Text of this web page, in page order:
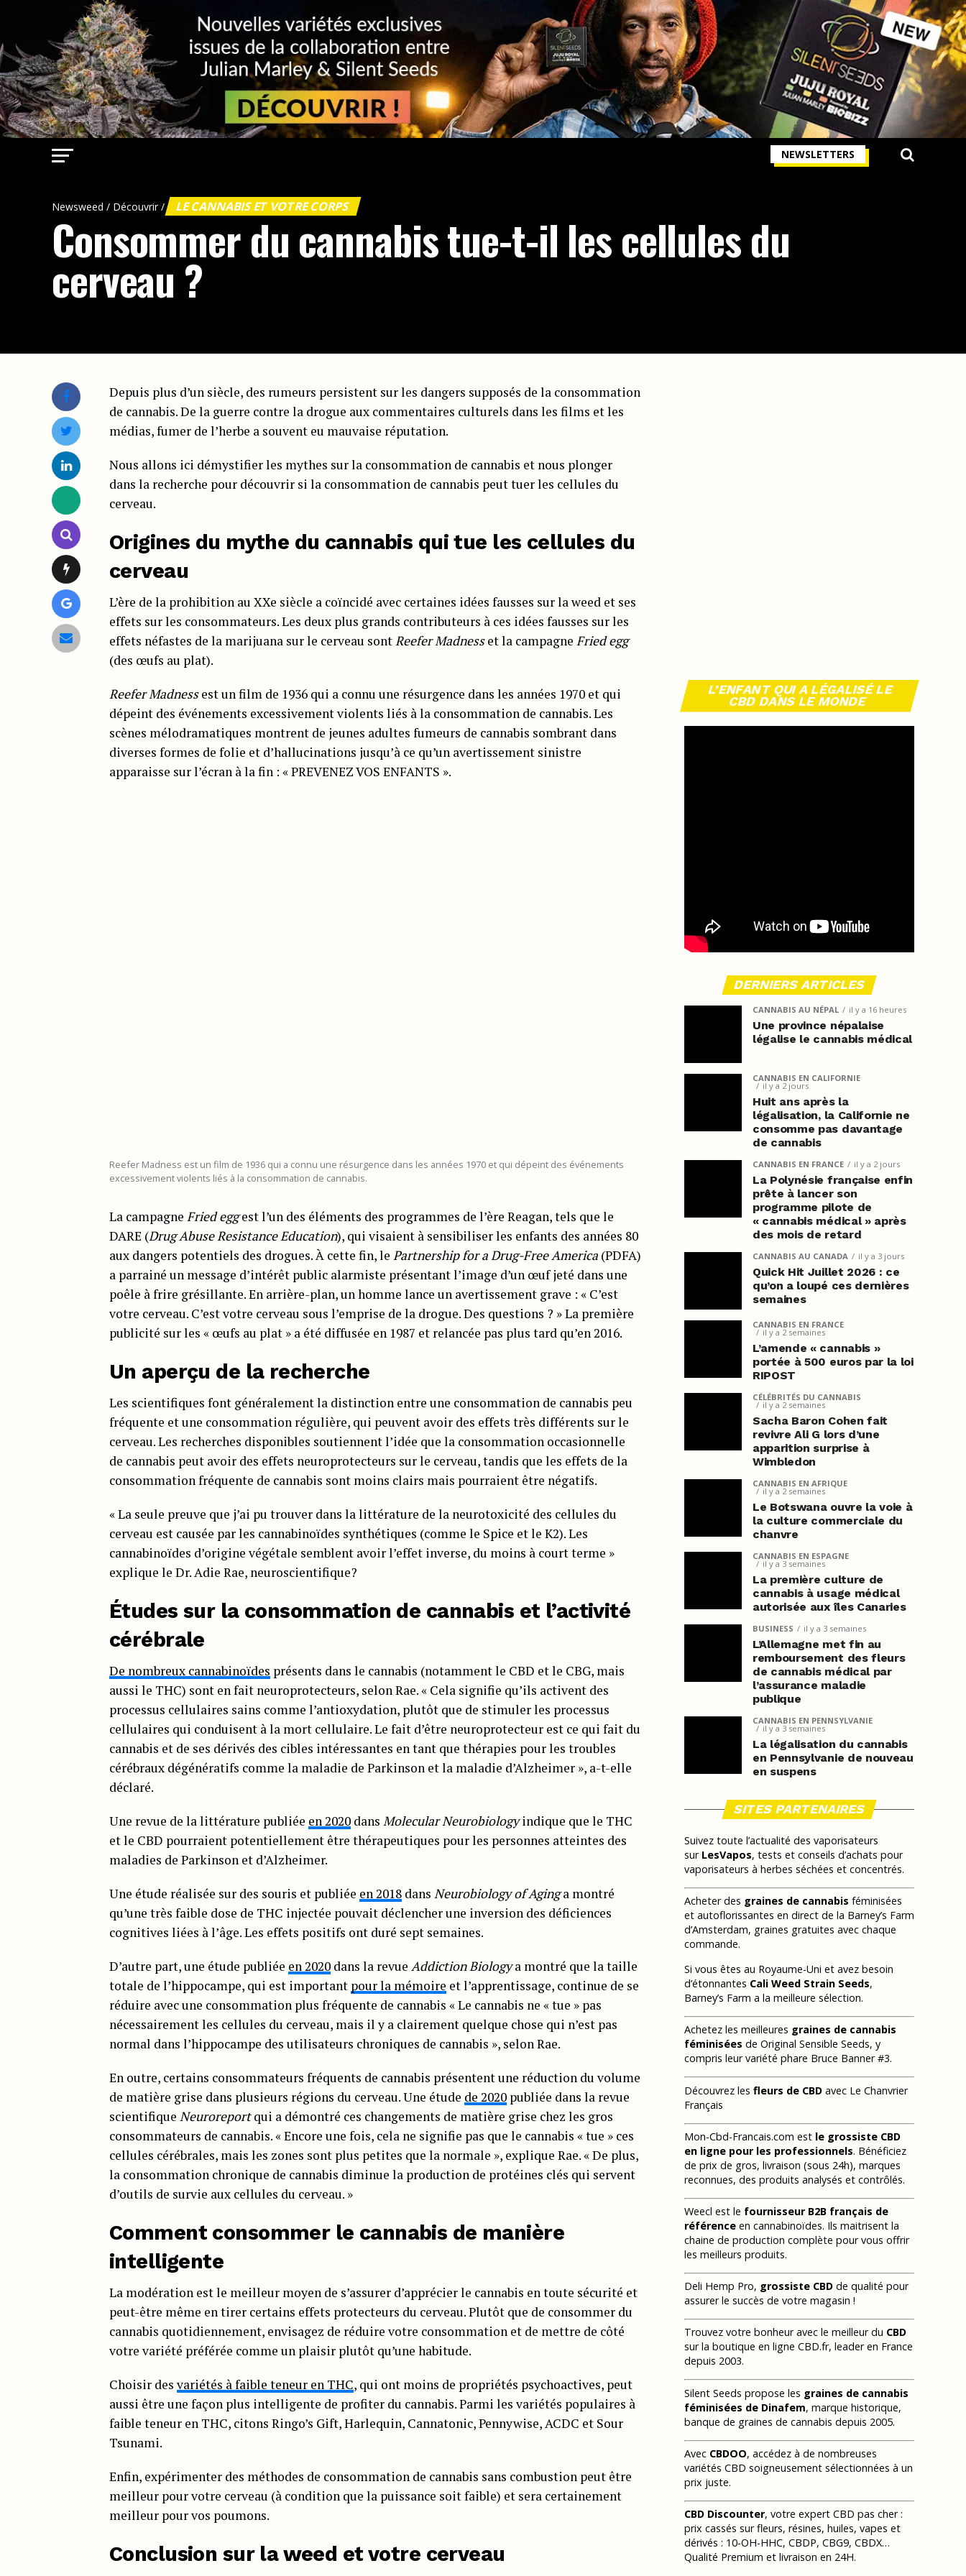
NEWSLETTERS
Newsweed / Découvrir / LE CANNABIS ET VOTRE CORPS
Consommer du cannabis tue-t-il les cellules du
cerveau ?
Depuis plus d’un siècle, des rumeurs persistent sur les dangers supposés de la consommation
de cannabis. De la guerre contre la drogue aux commentaires culturels dans les films et les
médias, fumer de l’herbe a souvent eu mauvaise réputation.
Nous allons ici démystifier les mythes sur la consommation de cannabis et nous plonger
dans la recherche pour découvrir si la consommation de cannabis peut tuer les cellules du
cerveau.
Origines du mythe du cannabis qui tue les cellules du
cerveau
L’ère de la prohibition au XXe siècle a coïncidé avec certaines idées fausses sur la weed et ses
effets sur les consommateurs. Les deux plus grands contributeurs à ces idées fausses sur les
effets néfastes de la marijuana sur le cerveau sontReefer Madnesset la campagne Fried egg
(des œufs au plat).
Reefer Madnessest un film de 1936 qui a connu une résurgence dans les années 1970 et qui
dépeint des événements excessivement violents liés à la consommation de cannabis. Les
scènes mélodramatiques montrent de jeunes adultes fumeurs de cannabis sombrant dans
diverses formes de folie et d’hallucinations jusqu’à ce qu’un avertissement sinistre
apparaisse sur l’écran à la fin : « PREVENEZ VOS ENFANTS ».
Reefer Madness est un film de 1936 qui a connu une résurgence dans les années 1970 et qui dépeint des événements
excessivement violents liés à la consommation de cannabis.
La campagne Fried eggest l’un des éléments des programmes de l’ère Reagan, tels que le
DARE (Drug Abuse Resistance Education), qui visaient à sensibiliser les enfants des années 80
aux dangers potentiels des drogues. À cette fin, le Partnership for a Drug-Free America (PDFA)
a parrainé un message d’intérêt public alarmiste présentant l’image d’un œuf jeté dans une
poêle à frire grésillante. En arrière-plan, un homme lance un avertissement grave : « C’est
votre cerveau. C’est votre cerveau sous l’emprise de la drogue. Des questions ? » La première
publicité sur les « œufs au plat » a été diffusée en 1987 et relancée pas plus tard qu’en 2016.
Un aperçu de la recherche
Les scientifiques font généralement la distinction entre une consommation de cannabis peu
fréquente et une consommation régulière, qui peuvent avoir des effets très différents sur le
cerveau. Les recherches disponibles soutiennent l’idée que la consommation occasionnelle
de cannabis peut avoir des effets neuroprotecteurs sur le cerveau, tandis que les effets de la
consommation fréquente de cannabis sont moins clairs mais pourraient être négatifs.
« La seule preuve que j’ai pu trouver dans la littérature de la neurotoxicité des cellules du
cerveau est causée par les cannabinoïdes synthétiques (comme le Spice et le K2). Les
cannabinoïdes d’origine végétale semblent avoir l’effet inverse, du moins à court terme »
explique le Dr. Adie Rae, neuroscientifique?
Études sur la consommation de cannabis et l’activité
cérébrale
De nombreux cannabinoïdes présents dans le cannabis (notamment le CBD et le CBG, mais
aussi le THC) sont en fait neuroprotecteurs, selon Rae. « Cela signifie qu’ils activent des
processus cellulaires sains comme l’antioxydation, plutôt que de stimuler les processus
cellulaires qui conduisent à la mort cellulaire. Le fait d’être neuroprotecteur est ce qui fait du
cannabis et de ses dérivés des cibles intéressantes en tant que thérapies pour les troubles
cérébraux dégénératifs comme la maladie de Parkinson et la maladie d’Alzheimer », a-t-elle
déclaré.
Une revue de la littérature publiée en 2020 dans Molecular Neurobiologyindique que le THC
et le CBD pourraient potentiellement être thérapeutiques pour les personnes atteintes des
maladies de Parkinson et d’Alzheimer.
Une étude réalisée sur des souris et publiée en 2018 dans Neurobiology of Aginga montré
qu’une très faible dose de THC injectée pouvait déclencher une inversion des déficiences
cognitives liées à l’âge. Les effets positifs ont duré sept semaines.
D’autre part, une étude publiée en 2020 dans la revue Addiction Biologya montré que la taille
totale de l’hippocampe, qui est important pour la mémoire et l’apprentissage, continue de se
réduire avec une consommation plus fréquente de cannabis « Le cannabis ne « tue » pas
nécessairement les cellules du cerveau, mais il y a clairement quelque chose qui n’est pas
normal dans l’hippocampe des utilisateurs chroniques de cannabis », selon Rae.
En outre, certains consommateurs fréquents de cannabis présentent une réduction du volume
de matière grise dans plusieurs régions du cerveau. Une étude de 2020 publiée dans la revue
scientifique Neuroreportqui a démontré ces changements de matière grise chez les gros
consommateurs de cannabis. « Encore une fois, cela ne signifie pas que le cannabis « tue » ces
cellules cérébrales, mais les zones sont plus petites que la normale », explique Rae. « De plus,
la consommation chronique de cannabis diminue la production de protéines clés qui servent
d’outils de survie aux cellules du cerveau. »
Comment consommer le cannabis de manière
intelligente
La modération est le meilleur moyen de s’assurer d’apprécier le cannabis en toute sécurité et
peut-être même en tirer certains effets protecteurs du cerveau. Plutôt que de consommer du
cannabis quotidiennement, envisagez de réduire votre consommation et de mettre de côté
votre variété préférée comme un plaisir plutôt qu’une habitude.
Choisir des variétés à faible teneur en THC, qui ont moins de propriétés psychoactives, peut
aussi être une façon plus intelligente de profiter du cannabis. Parmi les variétés populaires à
faible teneur en THC, citons Ringo’s Gift, Harlequin, Cannatonic, Pennywise, ACDC et Sour
Tsunami.
Enfin, expérimenter des méthodes de consommation de cannabis sans combustion peut être
meilleur pour votre cerveau (à condition que la puissance soit faible) et sera certainement
meilleur pour vos poumons.
Conclusion sur la weed et votre cerveau
L’ENFANT QUI A LÉGALISÉ LE
CBD DANS LE MONDE
DERNIERS ARTICLES
CANNABIS AU NÉPAL il y a 16 heures
Une province népalaise
légalise le cannabis médical
CANNABIS EN CALIFORNIE
il y a 2 jours
Huit ans après la
légalisation, la Californie ne
consomme pas davantage
de cannabis
CANNABIS EN FRANCE il y a 2 jours
La Polynésie française enfin
prête à lancer son
programme pilote de
« cannabis médical » après
des mois de retard
CANNABIS AU CANADA il y a 3 jours
Quick Hit Juillet 2026 : ce
qu’on a loupé ces dernières
semaines
CANNABIS EN FRANCE
il y a 2 semaines
L’amende « cannabis »
portée à 500 euros par la loi
RIPOST
CÉLÉBRITÉS DU CANNABIS
il y a 2 semaines
Sacha Baron Cohen fait
revivre Ali G lors d’une
apparition surprise à
Wimbledon
CANNABIS EN AFRIQUE
il y a 2 semaines
Le Botswana ouvre la voie à
la culture commerciale du
chanvre
CANNABIS EN ESPAGNE
il y a 3 semaines
La première culture de
cannabis à usage médical
autorisée aux îles Canaries
BUSINESS il y a 3 semaines
L’Allemagne met fin au
remboursement des fleurs
de cannabis médical par
l’assurance maladie
publique
CANNABIS EN PENNSYLVANIE
il y a 3 semaines
La légalisation du cannabis
en Pennsylvanie de nouveau
en suspens
SITES PARTENAIRES
Suivez toute l’actualité des vaporisateurs
sur LesVapos, tests et conseils d’achats pour
vaporisateurs à herbes séchées et concentrés.
Acheter des graines de cannabis féminisées
et autoflorissantes en direct de la Barney’s Farm
d’Amsterdam, graines gratuites avec chaque
commande.
Si vous êtes au Royaume-Uni et avez besoin
d’étonnantes Cali Weed Strain Seeds,
Barney’s Farm a la meilleure sélection.
Achetez les meilleures graines de cannabis
féminisées de Original Sensible Seeds, y
compris leur variété phare Bruce Banner #3.
Découvrez les fleurs de CBD avec Le Chanvrier
Français
Mon-Cbd-Francais.com est le grossiste CBD
en ligne pour les professionnels. Bénéficiez
de prix de gros, livraison (sous 24h), marques
reconnues, des produits analysés et contrôlés.
Weecl est le fournisseur B2B français de
référence en cannabinoïdes. Ils maitrisent la
chaine de production complète pour vous offrir
les meilleurs produits.
Deli Hemp Pro, grossiste CBD de qualité pour
assurer le succès de votre magasin !
Trouvez votre bonheur avec le meilleur du CBD
sur la boutique en ligne CBD.fr, leader en France
depuis 2003.
Silent Seeds propose les graines de cannabis
féminisées de Dinafem, marque historique,
banque de graines de cannabis depuis 2005.
Avec CBDOO, accédez à de nombreuses
variétés CBD soigneusement sélectionnées à un
prix juste.
CBD Discounter, votre expert CBD pas cher :
prix cassés sur fleurs, résines, huiles, vapes et
dérivés : 10-OH-HHC, CBDP, CBG9, CBDX…
Qualité Premium et livraison en 24H.